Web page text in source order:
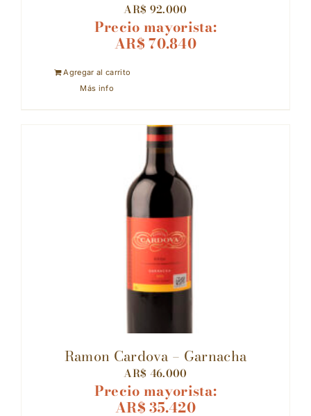
AR$ 92.000
Precio mayorista:
AR$70.840
Agregar al carrito
Más info
Ramon Cardova – Garnacha
AR$ 46.000
Precio mayorista:
AR$35.420